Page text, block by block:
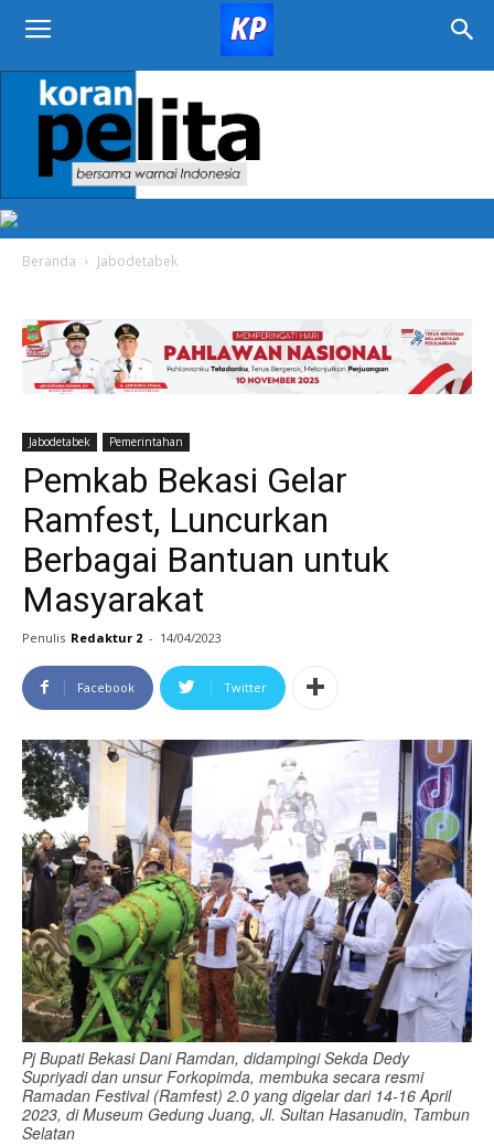
KORAN
PELITA
Beranda Jabodetabek
Jabodetabek Pemerintahan
Pemkab Bekasi Gelar
Ramfest, Luncurkan
Berbagai Bantuan untuk
Masyarakat
Penulis Redaktur 2 - 14/04/2023
Facebook Twitter
Pj Bupati Bekasi Dani Ramdan, didampingi Sekda Dedy
Supriyadi dan unsur Forkopimda, membuka secara resmi
Ramadan Festival (Ramfest) 2.0 yang digelar dari 14-16 April
2023, di Museum Gedung Juang, Jl. Sultan Hasanudin, Tambun
Selatan